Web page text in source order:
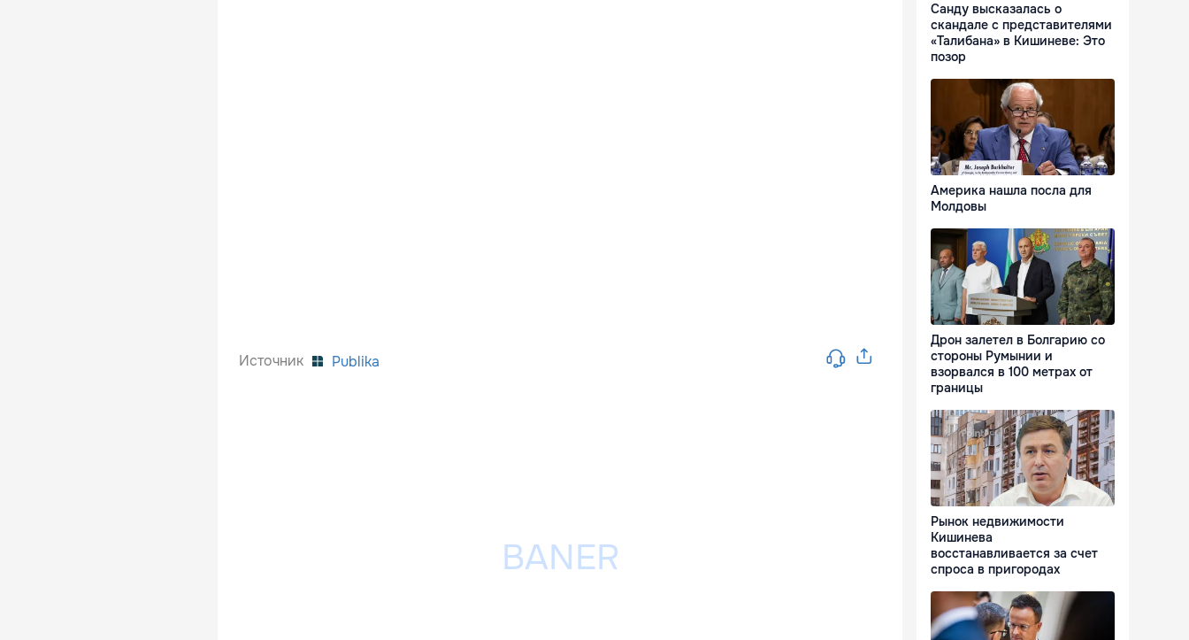
Источник Publika
Санду высказалась о
скандале с представителями
«Талибана» в Кишиневе: Это
позор
Америка нашла посла для
Молдовы
Дрон залетел в Болгарию со
стороны Румынии и
взорвался в 100 метрах от
границы
Рынок недвижимости
Кишинева
восстанавливается за счет
спроса в пригородах